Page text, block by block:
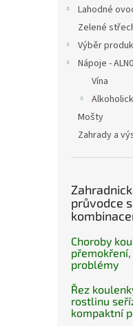
Lahodné
Zelené
Výběr
Nápoje - ALN0
Vína
Mošty
Zahrady a
průvodce
Choroby
problémy
Řez
rostlinu
kompaktní